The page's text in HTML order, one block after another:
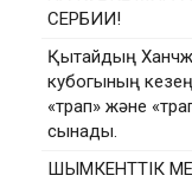
СЕРБИИ!
Қытайдың
кубогының
«трап» және
сынады.
ШЫМКЕНТТІК